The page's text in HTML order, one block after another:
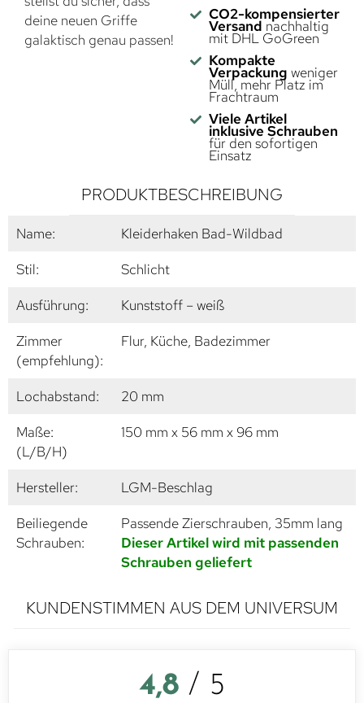
deine neuen Griffe
galaktisch genau passen!
CO2-kompensierter
Versand nachhaltig
mit DHL GoGreen
Kompakte
Verpackung weniger
Müll, mehr Platz im
Frachtraum
Viele Artikel
inklusive Schrauben
für den sofortigen
Einsatz
PRODUKTBESCHREIBUNG
Name:
Kleiderhaken Bad-Wildbad
Stil:
Schlicht
Ausführung:
Kunststoff – weiß
Zimmer
(empfehlung):
Flur, Küche, Badezimmer
Lochabstand:
20 mm
Maße:
(L/B/H)
150 mm x 56 mm x 96 mm
Hersteller:
LGM-Beschlag
Beiliegende
Schrauben:
Passende Zierschrauben, 35mm lang
Dieser Artikel wird mit passenden
Schrauben geliefert
KUNDENSTIMMEN AUS DEM UNIVERSUM
4,8 / 5